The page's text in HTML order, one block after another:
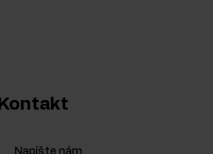
Kontakt
Napíšte nám